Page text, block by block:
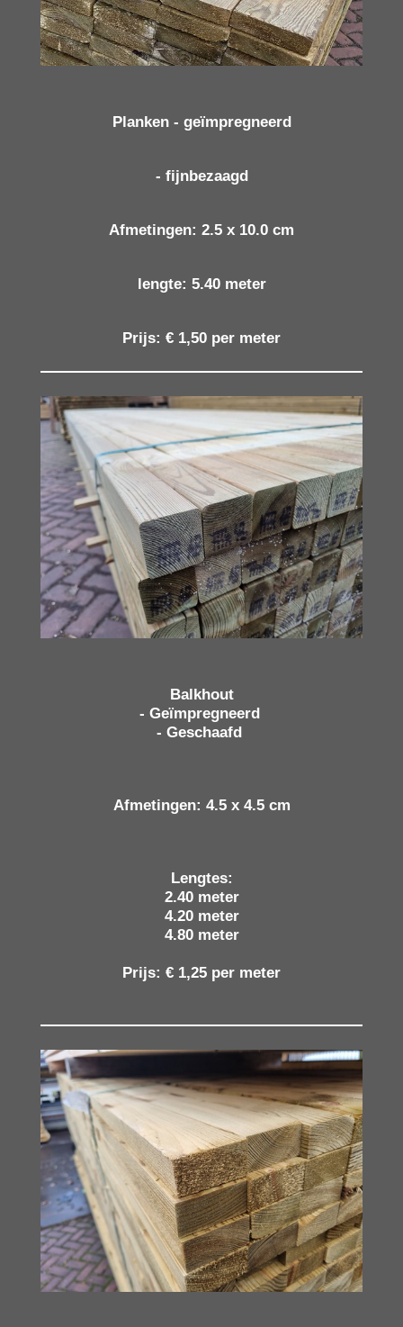
Planken - geïmpregneerd
- fijnbezaagd
Afmetingen: 2.5 x 10.0 cm
lengte: 5.40 meter
Prijs: € 1,50 per meter
Balkhout
- Geïmpregneerd
- Geschaafd
Afmetingen: 4.5 x 4.5 cm
Lengtes:
2.40 meter
4.20 meter
4.80 meter
Prijs: € 1,25 per meter